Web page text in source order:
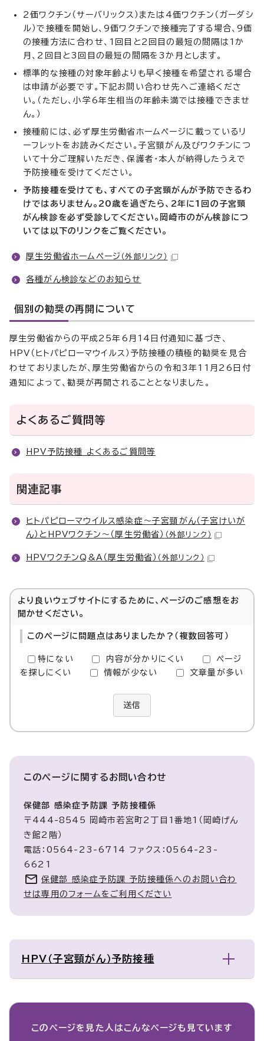
2価ワクチン（サーバリックス）または4価ワクチン（ガーダシ
ル）で接種を開始し、9価ワクチンで接種完了する場合、9価
の接種方法に合わせ、1回目と2回目の最短の間隔は1か
月、2回目と3回目の最短の間隔を3か月とします。
標準的な接種の対象年齢よりも早く接種を希望される場合
は申請が必要です。下記お問い合わせ先へご連絡くださ
い。（ただし、小学6年生相当の年齢未満では接種できませ
ん。）
接種前には、必ず厚生労働省ホームページに載っているリ
ーフレットをお読みください。子宮頸がん及びワクチンにつ
いて十分ご理解いただき、保護者・本人が納得したうえで
予防接種を受けてください。
予防接種を受けても、すべての子宮頸がんが予防できるわ
けではありません。20歳を過ぎたら、2年に1回の子宮頸
がん検診を必ず受診してください。岡崎市のがん検診につ
いては以下のリンクをご覧ください。
厚生労働省ホームページ （外部リンク）
各種がん検診などのお知らせ
個別の勧奨の再開について
厚生労働省からの平成25年6月14日付通知に基づき、
HPV（ヒトパピローマウイルス）予防接種の積極的勧奨を見合
わせておりましたが、厚生労働省からの令和3年11月26日付
通知によって、勧奨が再開されることとなりました。
よくあるご質問等
HPV予防接種 よくあるご質問等
関連記事
ヒトパピローマウイルス感染症～子宮頸がん（子宮けいが
ん）とHPVワクチン～（厚生労働省） （外部リンク）
HPVワクチンQ&A（厚生労働省） （外部リンク）
より良いウェブサイトにするために、ページのご感想をお
聞かせください。
このページに問題点はありましたか？（複数回答可）
特にない 内容が分かりにくい
ページ
を探しにくい
情報が少ない 文章量が多い
送信
このページに関するお問い合わせ
保健部 感染症予防課 予防接種係
〒444-8545 岡崎市若宮町2丁目1番地1（岡崎げん
き館2階）
電話：0564-23-6714 ファクス：0564-23-
6621
保健部 感染症予防課 予防接種係へのお問い合わ
せは専用のフォームをご利用ください
HPV（子宮頸がん）予防接種
このページを見た人は こんなページも見ています